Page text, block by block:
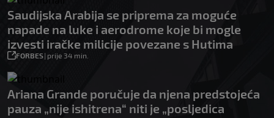
Saudijska Arabija se priprema za moguće
napade na luke i aerodrome koje bi mogle
izvesti iračke milicije povezane s Hutima
FORBES| prije 34 min.
Ariana Grande poručuje da njena predstojeća
pauza „nije ishitrena“ niti je „posljedica